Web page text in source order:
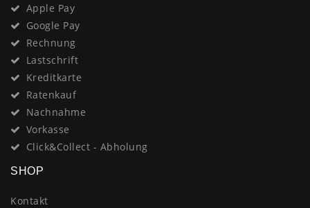
Apple Pay
Google Pay
Rechnung
Lastschrift
Kreditkarte
Ratenkauf
Nachnahme
Vorkasse
Click&Collect - Abholung
SHOP
Kontakt